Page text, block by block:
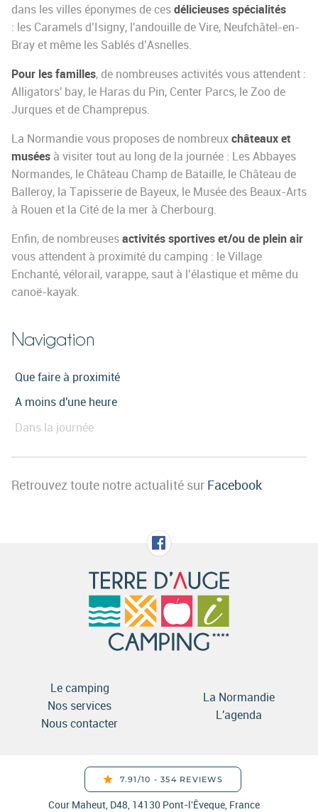
dans les villes éponymes de ces délicieuses spécialités
: les Caramels d’Isigny, l'andouille de Vire, Neufchâtel-en-
Bray et même les Sablés d’Asnelles.
Pour les familles, de nombreuses activités vous attendent :
Alligators' bay, le Haras du Pin, Center Parcs, le Zoo de
Jurques et de Champrepus.
La Normandie vous proposes de nombreux châteaux et
musées à visiter tout au long de la journée : Les Abbayes
Normandes, le Château Champ de Bataille, le Château de
Balleroy, la Tapisserie de Bayeux, le Musée des Beaux-Arts
à Rouen et la Cité de la mer à Cherbourg.
Enfin, de nombreuses activités sportives et/ou de plein air
vous attendent à proximité du camping : le Village
Enchanté, vélorail, varappe, saut à l’élastique et même du
canoë-kayak.
Navigation
Que faire à proximité
A moins d'une heure
Dans la journée
Retrouvez toute notre actualité sur Facebook
Le camping
Nos services
Nous contacter
La Normandie
L'agenda
Cour Maheut, D48, 14130 Pont-l'Êveque, France